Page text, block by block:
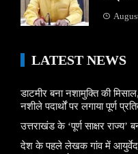
LATEST NEWS
डाटमीर बना नशामुक्ति की
नशीले पदार्थों पर लगाया पूर्ण
उत्तराखंड के ‘पूर्ण साक्षर राज्य’
देश के पहले लेखक गांव में आयुर्वेद